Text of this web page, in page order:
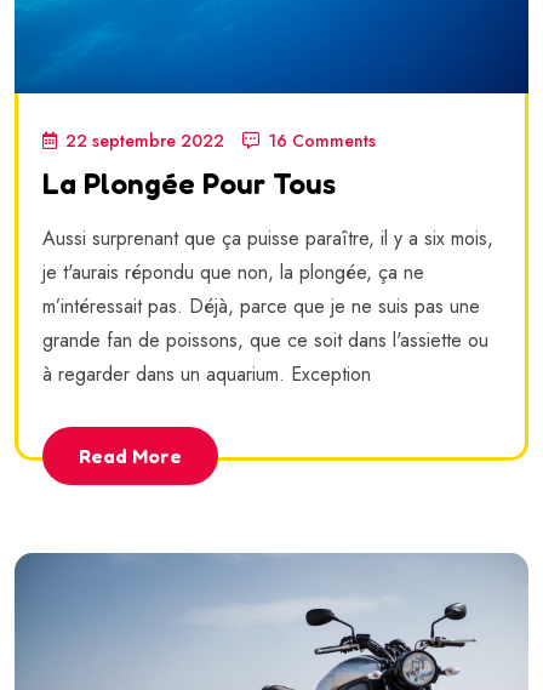
22 septembre 2022 16 Comments
La Plongée Pour Tous
Aussi surprenant que ça puisse paraître, il y a six mois,
je t'aurais répondu que non, la plongée, ça ne
m’intéressait pas. Déjà, parce que je ne suis pas une
grande fan de poissons, que ce soit dans l'assiette ou
à regarder dans un aquarium. Exception
Read More